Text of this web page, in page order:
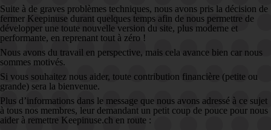
Suite à de graves problèmes techniques, nous avons pris la décision de
fermer Keepinuse durant quelques temps afin de nous permettre de
développer une toute nouvelle version du site, plus moderne et
performante, en reprenant tout à zéro !
Nous avons du travail en perspective, mais cela avance bien car nous
sommes motivés.
Si vous souhaitez nous aider, toute contribution financière (petite ou
grande) sera la bienvenue.
Plus d’informations dans le message que nous avons adressé à ce sujet
à tous nos membres, leur demandant un petit coup de pouce pour nous
aider à remettre Keepinuse.ch en route :